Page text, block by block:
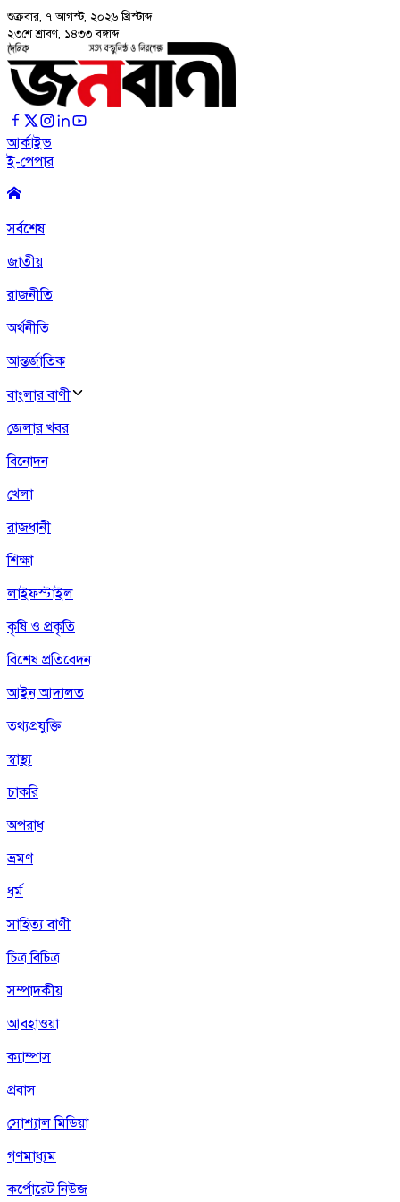
শুক্রবার, ৭ আগস্ট, ২০২৬ খ্রিস্টাব্দ
২৩শে শ্রাবণ, ১৪৩৩ বঙ্গাব্দ
আর্কাইভ
ই-পেপার
সর্বশেষ
জাতীয়
রাজনীতি
অর্থনীতি
আন্তর্জাতিক
বাংলার বাণী
জেলার খবর
বিনোদন
খেলা
রাজধানী
শিক্ষা
লাইফস্টাইল
কৃষি ও প্রকৃতি
বিশেষ প্রতিবেদন
আইন আদালত
তথ্যপ্রযুক্তি
স্বাস্থ্য
চাকরি
অপরাধ
ভ্রমণ
ধর্ম
সাহিত্য বাণী
চিত্র বিচিত্র
সম্পাদকীয়
আবহাওয়া
ক্যাম্পাস
প্রবাস
সোশ্যাল মিডিয়া
গণমাধ্যম
কর্পোরেট নিউজ